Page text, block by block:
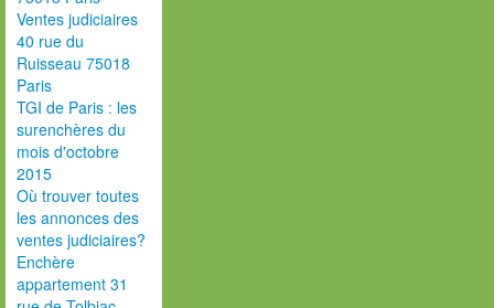
Ventes judiciaires
40 rue du
Ruisseau 75018
Paris
TGI de Paris : les
surenchères du
mois d'octobre
2015
Où trouver toutes
les annonces des
ventes judiciaires?
Enchère
appartement 31